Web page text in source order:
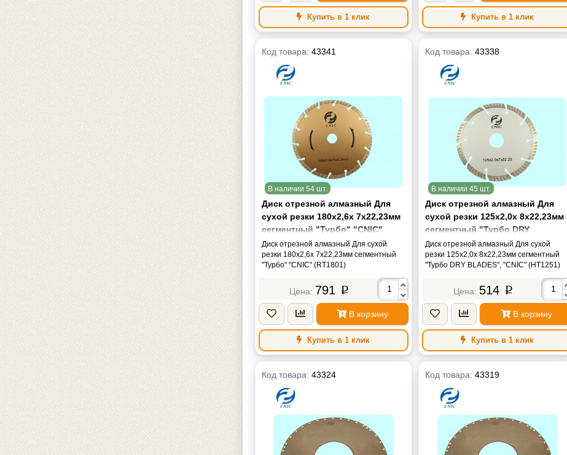
Купить в 1 клик Купить в 1 клик
Код товара: 43341
В наличии 54 шт.
Диск отрезной алмазный Для
сухой резки 180х2,6х 7х22,23мм
сегментный "Турбо" "CNIC"
(RT1801)
Диск отрезной алмазный Для сухой
резки 180х2,6х 7х22,23мм сегментный
"Турбо" "CNIC" (RT1801)
791 p
В корзину
Купить в 1 клик
Код товара:43338
В наличии 45 шт.
Диск отрезной алмазный Для
сухой резки 125х2,0х 8х22,23мм
сегментный "Турбо DRY
BLADES", "CNIC" (НT1251)
Диск отрезной алмазный Для сухой
резки 125х2,0х 8х22,23мм сегментный
"Турбо DRY BLADES", "CNIC" (НT1251)
514 p
В корзину
Купить в 1 клик
Код товара: 43324 Код товара:43319